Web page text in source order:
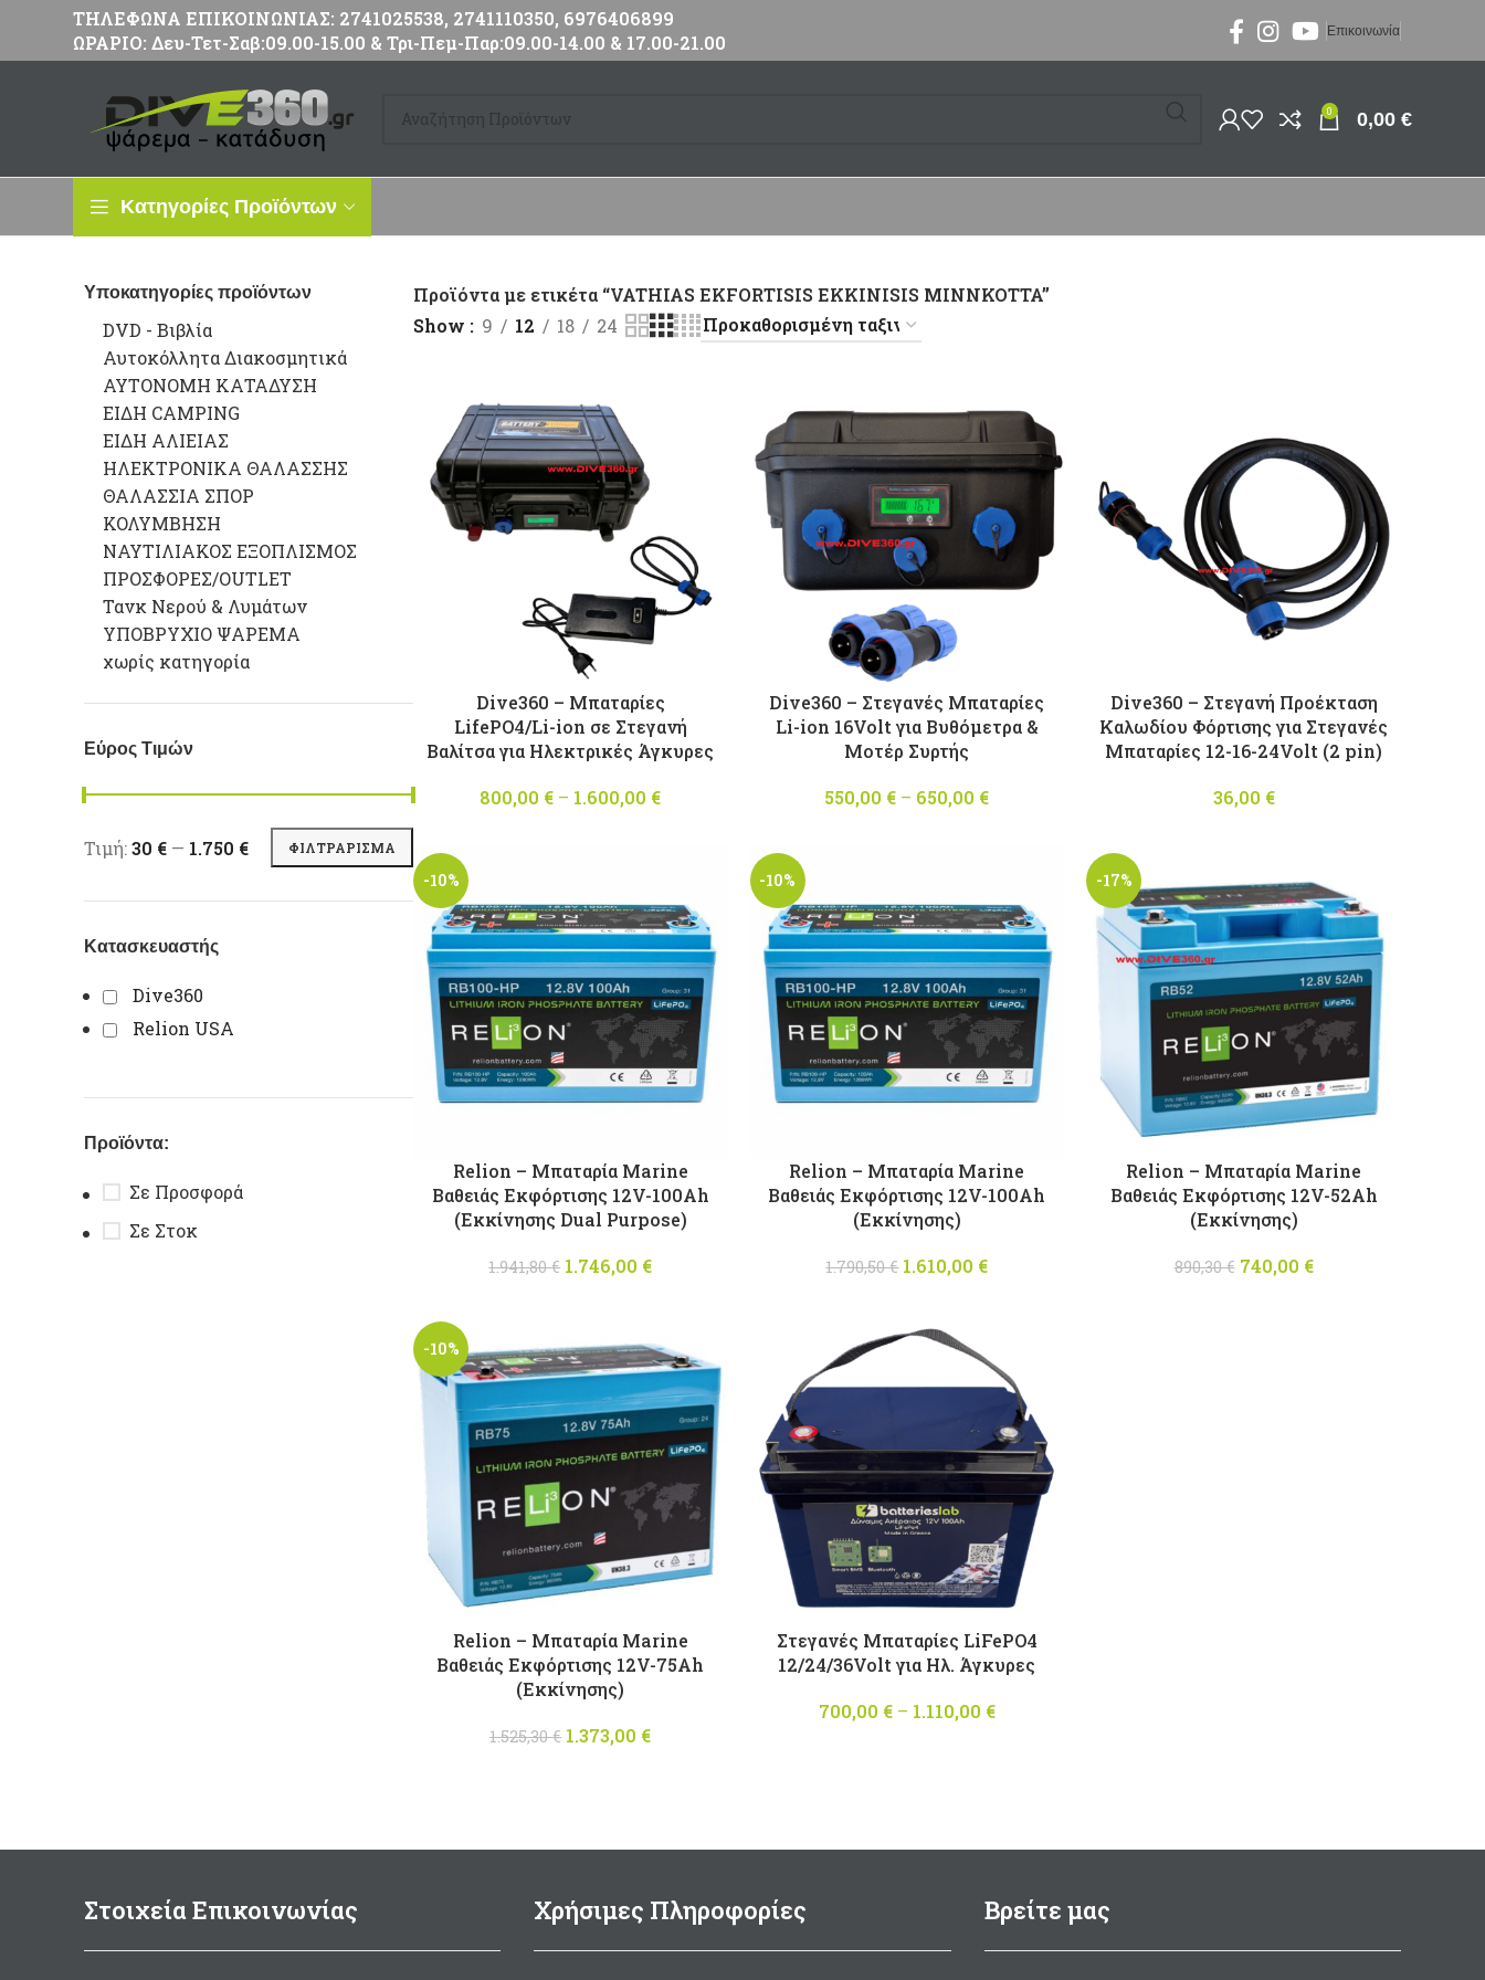
ΤΗΛΕΦΩΝΑ ΕΠΙΚΟΙΝΩΝΙΑΣ: 2741025538, 2741110350, 6976406899
ΩΡΑΡΙΟ: Δευ-Τετ-Σαβ:09.00-15.00 & Τρι-Πεμ-Παρ:09.00-14.00 & 17.00-21.00
Επικοινωνία
0 0,00 €
Κατηγορίες Προϊόντων
Υποκατηγορίες προϊόντων
DVD - Βιβλία
Αυτοκόλλητα Διακοσμητικά
ΑΥΤΟΝΟΜΗ ΚΑΤΑΔΥΣΗ
ΕΙΔΗ CAMPING
ΕΙΔΗ ΑΛΙΕΙΑΣ
ΗΛΕΚΤΡΟΝΙΚΑ ΘΑΛΑΣΣΗΣ
ΘΑΛΑΣΣΙΑ ΣΠΟΡ
ΚΟΛΥΜΒΗΣΗ
ΝΑΥΤΙΛΙΑΚΟΣ ΕΞΟΠΛΙΣΜΟΣ
ΠΡΟΣΦΟΡΕΣ/OUTLET
Τανκ Νερού & Λυμάτων
ΥΠΟΒΡΥΧΙΟ ΨΑΡΕΜΑ
χωρίς κατηγορία
Εύρος Τιμών
Ελάχιστη τιμή
Μέγιστη τιμή ΦΙΛΤΡΆΡΙΣΜΑ
Τιμή:30 € — 1.750 €
Κατασκευαστής
Dive360
Relion USA
Προϊόντα:
Σε Προσφορά
Σε Στοκ
Προϊόντα με ετικέτα “VATHIAS EKFORTISIS EKKINISIS MINNKOTTA”
Show
9 12 18 24
Dive360 – Μπαταρίες
LifePO4/Li-ion σε Στεγανή
Βαλίτσα για Ηλεκτρικές Άγκυρες
800,00 € – 1.600,00 €
Dive360 – Στεγανές Μπαταρίες
Li-ion 16Volt για Βυθόμετρα &
Μοτέρ Συρτής
550,00 € – 650,00 €
Dive360 – Στεγανή Προέκταση
Καλωδίου Φόρτισης για Στεγανές
Μπαταρίες 12-16-24Volt (2 pin)
36,00 €
-10%
Relion – Μπαταρία Marine
Βαθειάς Εκφόρτισης 12V-100Ah
(Εκκίνησης Dual Purpose)
1.941,80€
Original price
1.746,00 €
1.746,00 €.
-10%
Relion – Μπαταρία Marine
Βαθειάς Εκφόρτισης 12V-100Ah
(Εκκίνησης)
1.790,50€
Original price
1.610,00 €
1.610,00 €.
-17%
Relion – Μπαταρία Marine
Βαθειάς Εκφόρτισης 12V-52Ah
(Εκκίνησης)
890,30€
Original price
740,00 €
-10%
Relion – Μπαταρία Marine
Βαθειάς Εκφόρτισης 12V-75Ah
(Εκκίνησης)
1.525,30€
Original price
1.373,00 €
Στεγανές Μπαταρίες LiFePO4
12/24/36Volt για Ηλ. Άγκυρες
700,00 € – 1.110,00 €
Στοιχεία Επικοινωνίας Χρήσιμες Πληροφορίες Βρείτε μας